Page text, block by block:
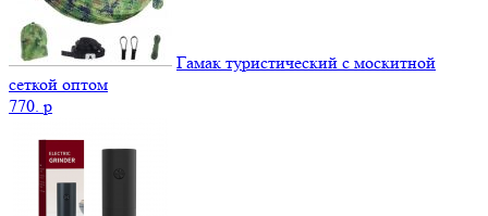
Гамак туристический с москитной
сеткой оптом
770. p